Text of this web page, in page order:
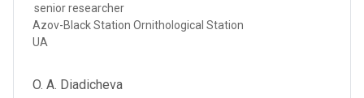
senior researcher
Azov-Black Station Ornithological Station
UA
O. A. Diadicheva